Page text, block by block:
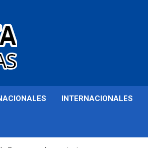
INTERNACIONALES